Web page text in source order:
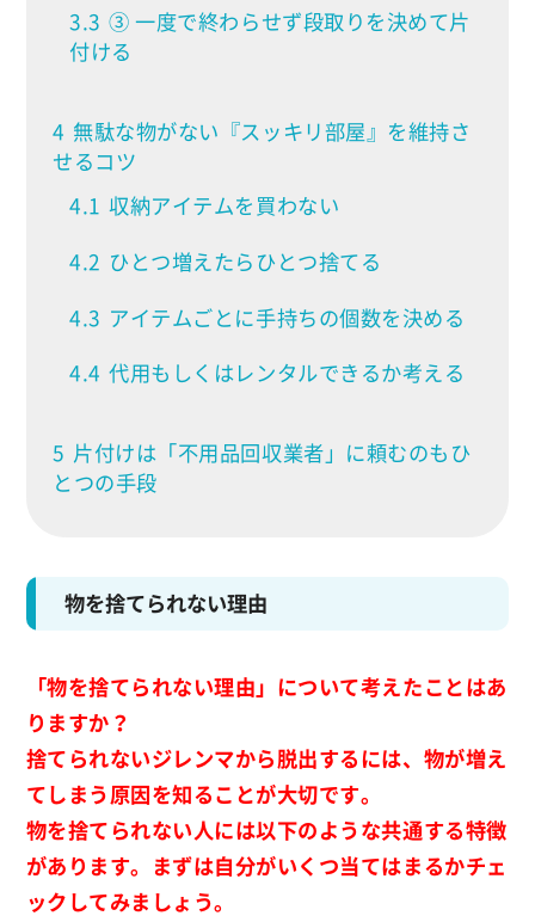
3.3 ③ 一度で終わらせず段取りを決めて片
付ける
4 無駄な物がない『スッキリ部屋』を維持さ
せるコツ
4.1 収納アイテムを買わない
4.2 ひとつ増えたらひとつ捨てる
4.3 アイテムごとに手持ちの個数を決める
4.4 代用もしくはレンタルできるか考える
5 片付けは「不用品回収業者」に頼むのもひ
とつの手段
物を捨てられない理由
「物を捨てられない理由」について考えたことはあ
りますか？
捨てられないジレンマから脱出するには、物が増え
てしまう原因を知ることが大切です。
物を捨てられない人には以下のような共通する特徴
があります。まずは自分がいくつ当てはまるかチェ
ックしてみましょう。